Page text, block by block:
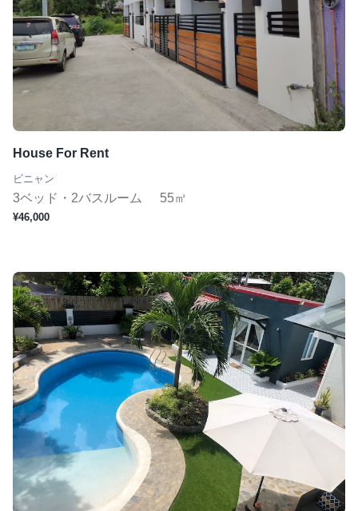
House For Rent
ビニャン
3ベッド・2バスルーム 55㎡
¥46,000